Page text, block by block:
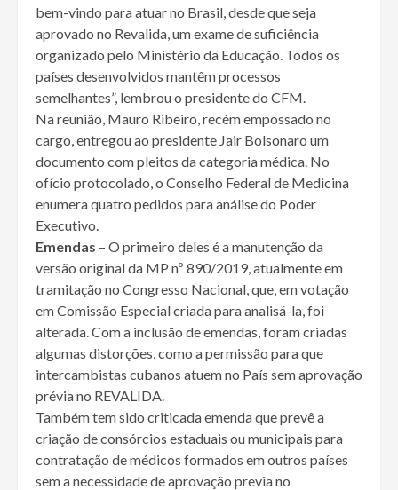
bem-vindo para atuar no Brasil, desde que seja
aprovado no Revalida, um exame de suficiência
organizado pelo Ministério da Educação. Todos os
países desenvolvidos mantêm processos
semelhantes”, lembrou o presidente do CFM.
Na reunião, Mauro Ribeiro, recém empossado no
cargo, entregou ao presidente Jair Bolsonaro um
documento com pleitos da categoria médica. No
ofício protocolado, o Conselho Federal de Medicina
enumera quatro pedidos para análise do Poder
Executivo.
Emendas – O primeiro deles é a manutenção da
versão original da MP nº 890/2019, atualmente em
tramitação no Congresso Nacional, que, em votação
em Comissão Especial criada para analisá-la, foi
alterada. Com a inclusão de emendas, foram criadas
algumas distorções, como a permissão para que
intercambistas cubanos atuem no País sem aprovação
prévia no REVALIDA.
Também tem sido criticada emenda que prevê a
criação de consórcios estaduais ou municipais para
contratação de médicos formados em outros países
sem a necessidade de aprovação previa no